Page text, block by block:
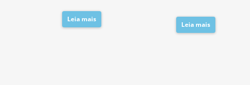
Leia mais
Leia mais